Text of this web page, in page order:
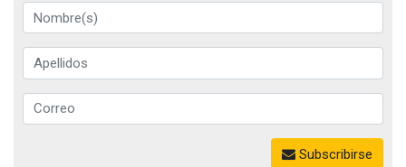
Subscribirse